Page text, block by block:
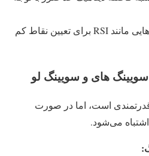
ترکیب سویینگ با اندیکاتورهایی مانند RSI برای تعیین نقاط کم
سویینگ های و سویینگ لو
است، اما در صورت
می‌شود.